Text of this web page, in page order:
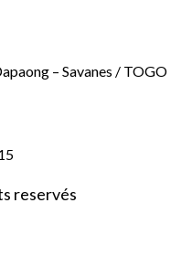
– Savanes / TOGO
reservés